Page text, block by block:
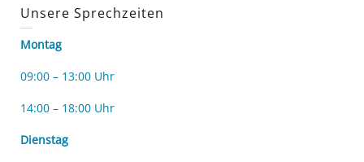
Unsere Sprechzeiten
Montag
09:00 – 13:00 Uhr
14:00 – 18:00 Uhr
Dienstag